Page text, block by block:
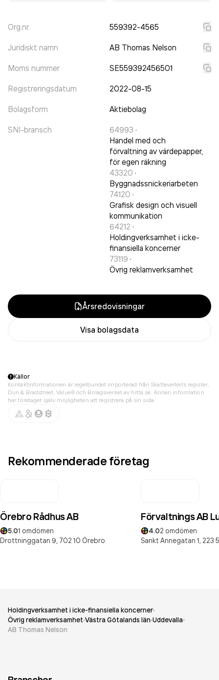
Org.nr. 559392-4565
Juridiskt namn AB Thomas Nelson
Moms nummer SE559392456501
Registreringsdatum 2022-08-15
Bolagsform Aktiebolag
SNI-bransch 64993 ·
Handel med och
förvaltning av värdepapper,
för egen räkning
43320 ·
Byggnadssnickeriarbeten
74120 ·
Grafisk design och visuell
kommunikation
64212 ·
Holdingverksamhet i icke-
finansiella koncerner
73119 ·
Övrig reklamverksamhet
Årsredovisningar
Visa bolagsdata
Källor
Kontaktinformationen är regelbundet importerad från Skatteverkets register,
Dun & Bradstreet, Value8 och Bolagsverket av hitta.se. Annan information
har företaget själv möjligheten att registrera på sin sida.
Rekommenderade företag
Örebro Rådhus AB
5.01 omdömen
Drottninggatan 9, 702 10 Örebro
Förvaltnings AB
4.02 omdömen
Sankt Annegatan 1, 223
Holdingverksamhet i icke-finansiella koncerner
Övrig reklamverksamhet Västra Götalands län Uddevalla
AB Thomas Nelson